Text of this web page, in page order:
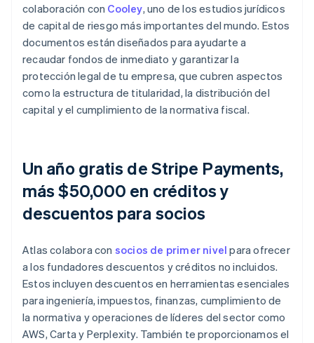
colaboración con Cooley, uno de los estudios jurídicos
de capital de riesgo más importantes del mundo. Estos
documentos están diseñados para ayudarte a
recaudar fondos de inmediato y garantizar la
protección legal de tu empresa, que cubren aspectos
como la estructura de titularidad, la distribución del
capital y el cumplimiento de la normativa fiscal.
Un año gratis de Stripe Payments,
más $50,000 en créditos y
descuentos para socios
Atlas colabora con socios de primer nivel para ofrecer
a los fundadores descuentos y créditos no incluidos.
Estos incluyen descuentos en herramientas esenciales
para ingeniería, impuestos, finanzas, cumplimiento de
la normativa y operaciones de líderes del sector como
AWS, Carta y Perplexity. También te proporcionamos el